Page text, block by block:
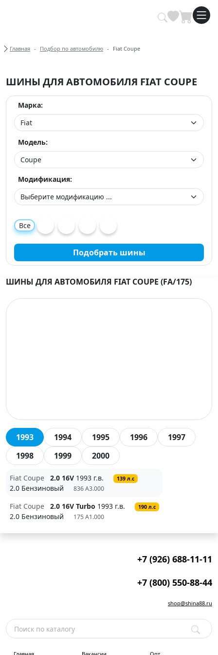
Купить автомобильные шины
Хлебные крошки
Главная Подбор по автомобилю Fiat Coupe
ШИНЫ ДЛЯ АВТОМОБИЛЯ FIAT COUPE
Марка:
Модель:
Модификация:
Все
Подобрать шины
ШИНЫ ДЛЯ АВТОМОБИЛЯ FIAT COUPE (FA/175)
1993 1994 1995 1996
1997
1998
1999 2000
Fiat Coupe 2.0 16V 1993 г.в. 139 л.с
2.0 Бензиновый 836 A3.000
Fiat Coupe 2.0 16V Turbo 1993 г.в. 190 л.с
2.0 Бензиновый 175 A1.000
+7 (926) 688-11-11
+7 (800) 550-88-44
shop@shina88.ru